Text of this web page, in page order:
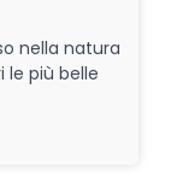
nella natura
le più belle